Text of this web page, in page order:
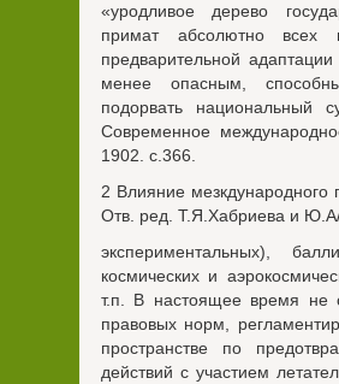
«уродливое дерево
примат абсолютно всех
предварительной
менее опасным,
подорвать национальный
Современное
1902. с.366.
2 Влияние мезкдународного
Отв. ред. Т.Я.Хабриева и
экспериментальных),
космических и
т.п. В настоящее время не
правовых норм,
пространстве по
действий с участием